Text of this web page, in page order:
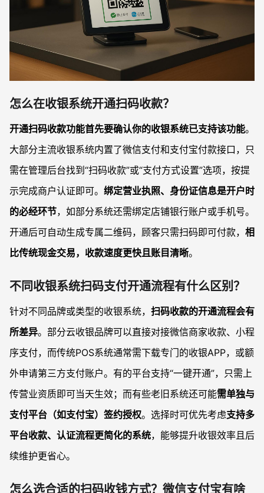
怎么在收银系统开通扫码收款？
开通扫码收款功能首先要确认你的收银系统已支持该功能。
大部分主流收银系统内置了微信支付和支付宝付款接口，只
需在管理后台找到“扫码收款”或“支付方式设置”选项，按提
示完成商户认证即可。 绑定营业执照、身份证信息是开户时
的必经环节，如部分系统还需绑定店铺银行账户或手机号。
开通后可自动生成专属二维码，顾客只需扫码即可付款， 相
比传统现金交易，收款速度更快且账目清晰。
不同收银系统扫码支付开通流程有什么区别？
针对不同品牌或类型的收银系统， 扫码收款的开通流程会有
所差异。部分云收银品牌可以直接对接微信商家收款、小程
序支付，而传统POS系统通常需下载专门的收银APP，或额
外申请第三方支付账户。有的平台支持“一键开通”，只需上
传营业资质即可当天生效；而有些老旧系统还可能需单独与
支付平台（如支付宝）签约授权。选择时可优先考虑支持多
平台收款、认证流程更简化的系统，能够提升收银效率且后
续维护更省心。
怎么选合适的扫码收钱方式？微信支付宝有啥